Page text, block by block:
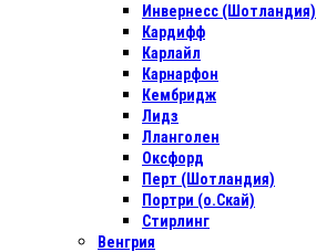
Инвернесс (Шотландия)
Кардифф
Карлайл
Карнарфон
Кембридж
Лидз
Лланголен
Оксфорд
Перт (Шотландия)
Портри (о.Скай)
Стирлинг
Венгрия